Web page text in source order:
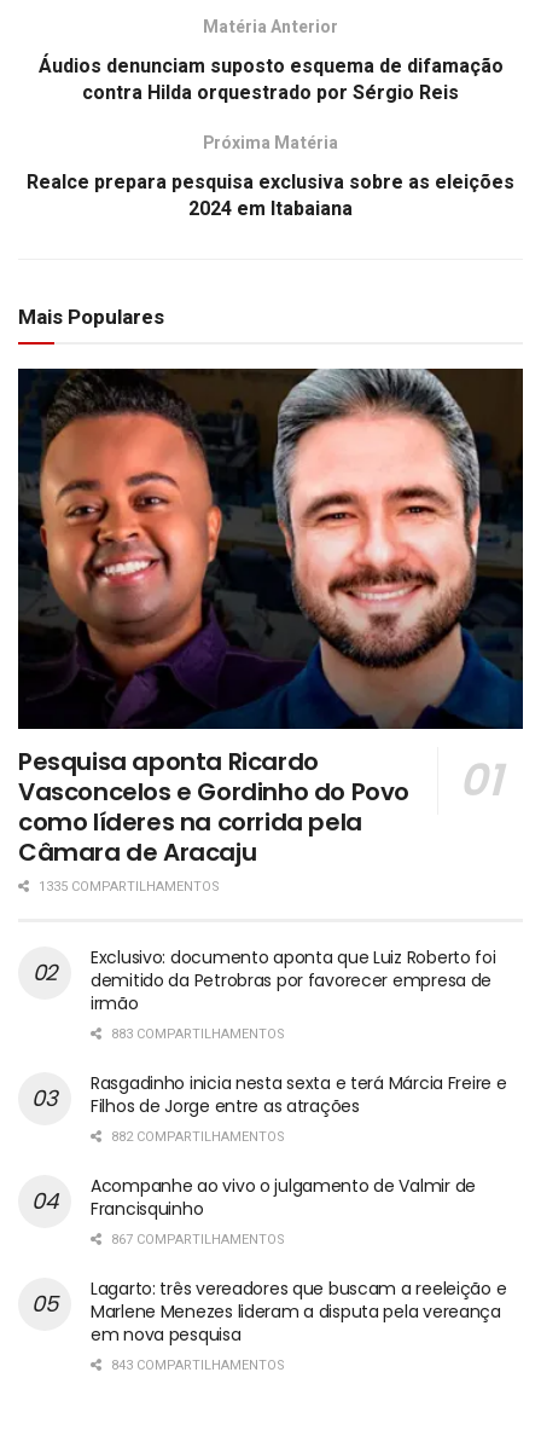
Matéria Anterior
Áudios denunciam suposto esquema de difamação
contra Hilda orquestrado por Sérgio Reis
Próxima Matéria
Realce prepara pesquisa exclusiva sobre as eleições
2024 em Itabaiana
Mais Populares
Pesquisa aponta Ricardo
Vasconcelos e Gordinho do Povo
como líderes na corrida pela
Câmara de Aracaju
1335 COMPARTILHAMENTOS
Exclusivo: documento aponta que Luiz Roberto foi
demitido da Petrobras por favorecer empresa de
irmão
883 COMPARTILHAMENTOS
Rasgadinho inicia nesta sexta e terá Márcia Freire e
Filhos de Jorge entre as atrações
882 COMPARTILHAMENTOS
Acompanhe ao vivo o julgamento de Valmir de
Francisquinho
867 COMPARTILHAMENTOS
Lagarto: três vereadores que buscam a reeleição e
Marlene Menezes lideram a disputa pela vereança
em nova pesquisa
843 COMPARTILHAMENTOS